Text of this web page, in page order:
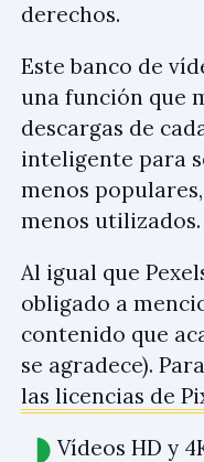
derechos.
Este banco de
una función que
descargas de
inteligente para
menos
menos utilizados.
Al igual que
obligado a
contenido que
se agradece). Para
las licencias de
Vídeos HD y